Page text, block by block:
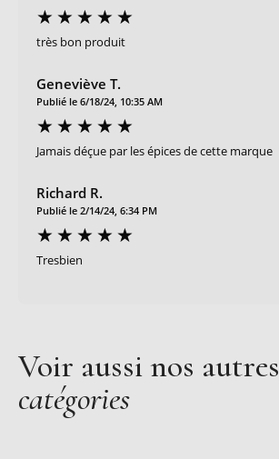
très bon produit
Geneviève T.
Publié le 6/18/24, 10:35 AM
Jamais déçue par les épices de cette marque
Richard R.
Publié le 2/14/24, 6:34 PM
Tresbien
Voir aussi nos autres
catégories